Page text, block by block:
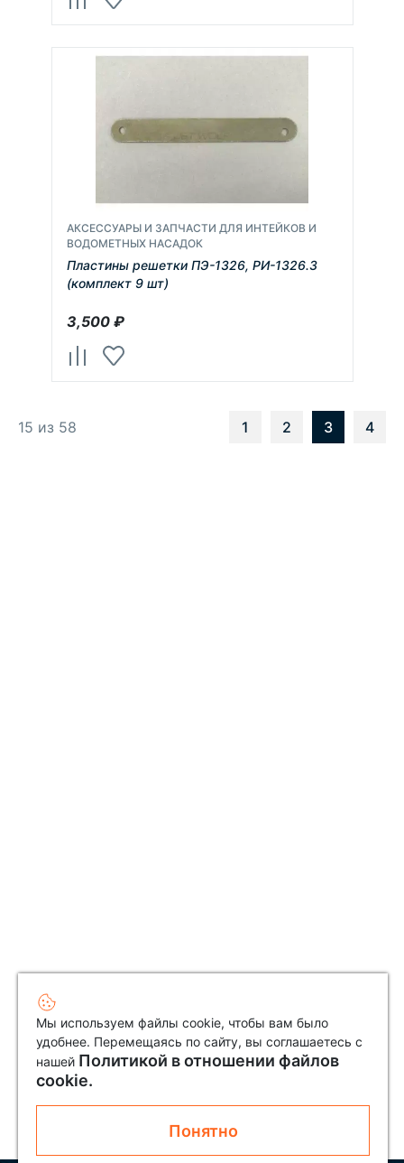
АКСЕССУАРЫ И ЗАПЧАСТИ ДЛЯ ИНТЕЙКОВ И
ВОДОМЕТНЫХ НАСАДОК
Пластины решетки ПЭ-1326, РИ-1326.3
(комплект 9 шт)
3,500₽
15 из 58 1 2 3 4
Мы используем файлы cookie, чтобы вам было
удобнее. Перемещаясь по сайту, вы соглашаетесь с
нашей Политикой в отношении файлов
cookie.
Понятно